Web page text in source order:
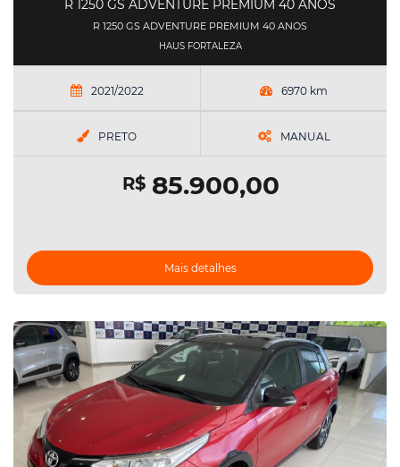
R 1250 GS ADVENTURE PREMIUM 40 ANOS
R 1250 GS ADVENTURE PREMIUM 40 ANOS
HAUS FORTALEZA
2021/2022 6970 km
PRETO MANUAL
R$85.900,00
Mais detalhes